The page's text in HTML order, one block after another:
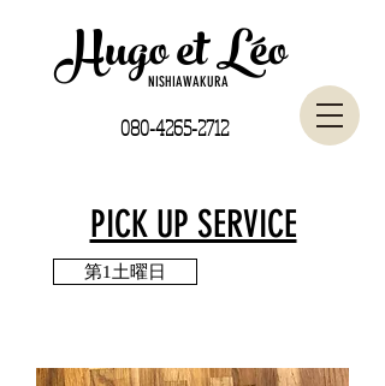
Hugo et Léo
NISHIAWAKURA
080-4265-2712
PICK UP SERVICE
第1土曜日